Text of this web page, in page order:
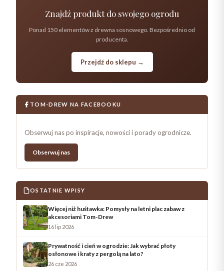
Znajdź produkt do swojego ogrodu
Ponad 150 elementów z drewna sosnowego. Bezpośrednio od
producenta.
Przejdź do sklepu →
TOM-DREW NA FACEBOOKU
Obserwuj nas po inspiracje, nowości i porady ogrodnicze.
Obserwuj nas
OSTATNIE WPISY
Więcej niż huśtawka: Pomysły na letni plac zabaw z
akcesoriami Tom-Drew
16 lip 2026
Prywatność i cień w ogrodzie: Jak wybrać płoty
osłonowe i kraty z pergolą na lato?
26 cze 2026